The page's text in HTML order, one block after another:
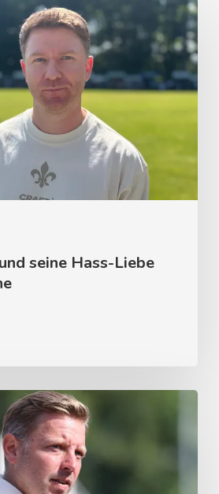
seine Hass-Liebe